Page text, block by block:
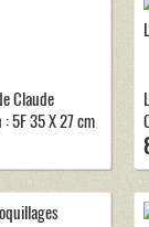
Claude
5F 35 X 27 cm